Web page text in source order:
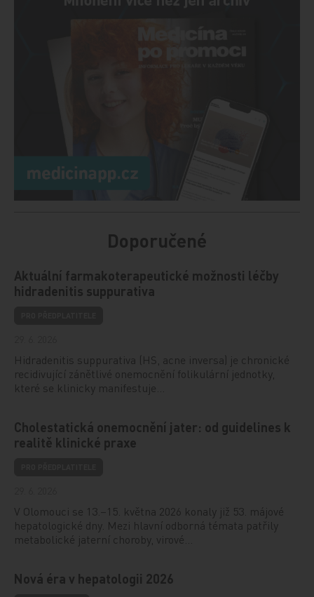
Doporučené
Aktuální farmakoterapeutické možnosti léčby
hidradenitis suppurativa
Hidradenitis suppurativa (HS, acne inversa) je chronické
recidivující zánětlivé onemocnění folikulární jednotky,
které se klinicky manifestuje…
Cholestatická onemocnění jater: od guidelines k
realitě klinické praxe
V Olomouci se 13.–15. května 2026 konaly již 53. májové
hepatologické dny. Mezi hlavní odborná témata patřily
metabolické jaterní choroby, virové…
Nová éra v hepatologii 2026